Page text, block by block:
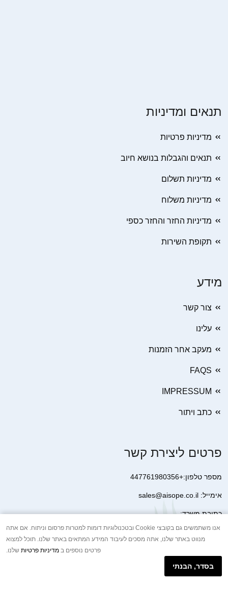
תנאים ומדיניות
מדיניות פרטיות
תנאים והגבלות בנושא חיוב
מדיניות תשלום
מדיניות משלוח
מדיניות החזר והחזר כספי
תקופת השירות
מידע
צור קשר
עלינו
מעקב אחר הזמנות
FAQS
IMPRESSUM
כתב ויתור
פרטים ליצירת קשר
מספר טלפון:+447761980356
אימייל: sales@aisope.co.il
כתובת משרד:
41 Devonshire Street Ground Floor Office 1 London W1G 7AJ
United Kingdom
+44 7410 2065017
הודעת וואטסאפ באינטרנט
אנו משתמשים גם בקובצי Cookie ובטכנולוגיות דומות למטרות פרסום וניתוח. אם אתה
מנווט באתר שלנו, אתה מסכים לעיבוד המידע המתאים באתר שלנו. תוכל למצוא
פרטים נוספים ב מדיניות פרטיות שלנו.
בסדר, הבנתי